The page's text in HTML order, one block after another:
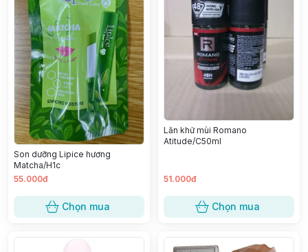
Son dưỡng Lipice hương
Matcha/H1c
55.000đ
Chọn mua
Lăn khử mùi Romano
Atitude/C50ml
51.000đ
Chọn mua